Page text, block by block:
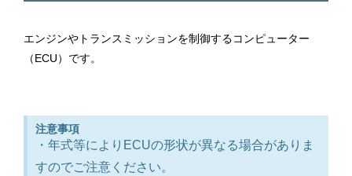
エンジンやトランスミッションを制御するコンピューター
（ECU）です。
注意事項
・年式等によりECUの形状が異なる場合がありま
すのでご注意ください。